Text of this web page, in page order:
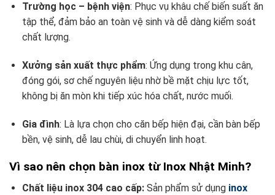
Trường học – bệnh viện: Phục vụ khâu chế biến suất ăn
tập thể, đảm bảo an toàn vệ sinh và dễ dàng kiểm soát
chất lượng.
Xưởng sản xuất thực phẩm: Ứng dụng trong khu cân,
đóng gói, sơ chế nguyên liệu nhờ bề mặt chịu lực tốt,
không bị ăn mòn khi tiếp xúc hóa chất, nước muối.
Gia đình: Là lựa chọn cho căn bếp hiện đại, cần bàn bếp
bền, vệ sinh, dễ lau chùi, di chuyển linh hoạt.
Vì sao nên chọn bàn inox từ Inox Nhật Minh?
Chất liệu inox 304 cao cấp: Sản phẩm sử dụng inox